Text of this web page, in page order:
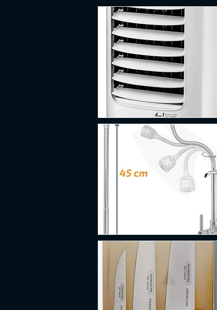
ESTRATÉGIA SIMULAÇÃO
PS5 XBOX ONE
PLATAFORMA FPS
ESPORTES
GUERRA LUTA